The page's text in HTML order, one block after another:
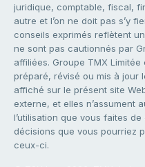
juridique, comptable, fiscal,
autre et l’on ne doit pas s’y
conseils exprimés reflètent
ne sont pas cautionnés par
affiliées. Groupe TMX
préparé, révisé ou mis à jour
affiché sur le présent site
externe, et elles n’assument
l’utilisation que vous faites
décisions que vous pourriez
ceux-ci.